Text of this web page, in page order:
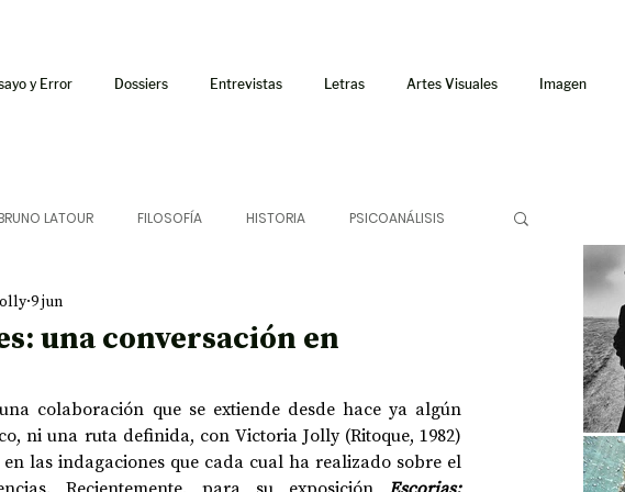
y Error Dossiers Entrevistas Letras Artes Visuales Imagen
LATOUR FILOSOFÍA HISTORIA PSICOANÁLISIS
LETRAS
AFUERISMOS POESÍA ENSAYO
una conversación en
9 jun
colaboración que se extiende desde hace ya algún
ni una ruta definida, con Victoria Jolly (Ritoque, 1982)
las indagaciones que cada cual ha realizado sobre el